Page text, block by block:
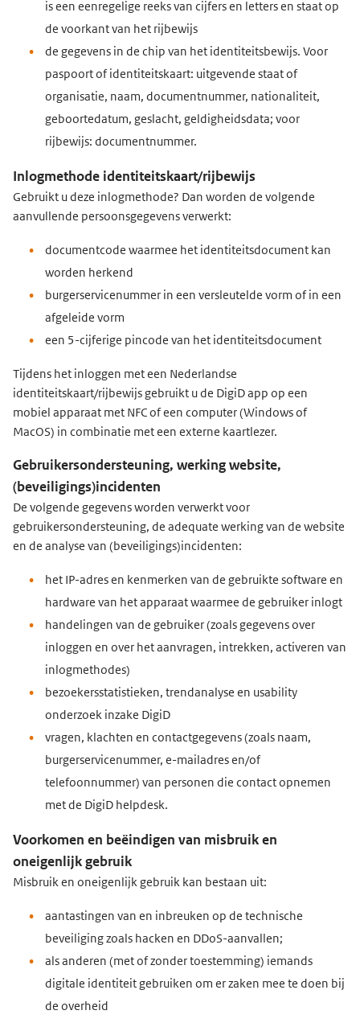
is een eenregelige reeks van cijfers en letters en staat op
de voorkant van het rijbewijs
de gegevens in de chip van het identiteitsbewijs. Voor
paspoort of identiteitskaart: uitgevende staat of
organisatie, naam, documentnummer, nationaliteit,
geboortedatum, geslacht, geldigheidsdata; voor
rijbewijs: documentnummer.
Inlogmethode identiteitskaart/rijbewijs
Gebruikt u deze inlogmethode? Dan worden de volgende
aanvullende persoonsgegevens verwerkt:
documentcode waarmee het identiteitsdocument kan
worden herkend
burgerservicenummer in een versleutelde vorm of in een
afgeleide vorm
een 5-cijferige pincode van het identiteitsdocument
Tijdens het inloggen met een Nederlandse
identiteitskaart/rijbewijs gebruikt u de DigiD app op een
mobiel apparaat met NFC of een computer (Windows of
MacOS) in combinatie met een externe kaartlezer.
Gebruikersondersteuning, werking website,
(beveiligings)incidenten
De volgende gegevens worden verwerkt voor
gebruikersondersteuning, de adequate werking van de website
en de analyse van (beveiligings)incidenten:
het IP-adres en kenmerken van de gebruikte software en
hardware van het apparaat waarmee de gebruiker inlogt
handelingen van de gebruiker (zoals gegevens over
inloggen en over het aanvragen, intrekken, activeren van
inlogmethodes)
bezoekersstatistieken, trendanalyse en usability
onderzoek inzake DigiD
vragen, klachten en contactgegevens (zoals naam,
burgerservicenummer, e-mailadres en/of
telefoonnummer) van personen die contact opnemen
met de DigiD helpdesk.
Voorkomen en beëindigen van misbruik en
oneigenlijk gebruik
Misbruik en oneigenlijk gebruik kan bestaan uit:
aantastingen van en inbreuken op de technische
beveiliging zoals hacken en DDoS-aanvallen;
als anderen (met of zonder toestemming) iemands
digitale identiteit gebruiken om er zaken mee te doen bij
de overheid